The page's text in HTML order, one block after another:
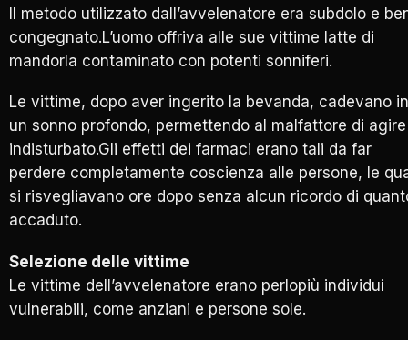
Il metodo utilizzato dall’avvelenatore era subdolo e
congegnato.L’uomo offriva alle sue vittime latte di
mandorla contaminato con potenti sonniferi.
Le vittime, dopo aver ingerito la bevanda, cadevano in
un sonno profondo, permettendo al malfattore di agire
indisturbato.Gli effetti dei farmaci erano tali da far
perdere completamente coscienza alle persone, le
si risvegliavano ore dopo senza alcun ricordo di
accaduto.
Selezione delle vittime
Le vittime dell’avvelenatore erano perlopiù individui
vulnerabili, come anziani e persone sole.